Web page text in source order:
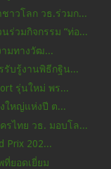
ชาวโลก วธ.ร่วมก...
ร่วมกิจกรรม “ท่อ...
ามทางวัฒ...
บรู้งานพิธีกฐิน...
รุ่นใหม่ พร...
ใหญ่แห่งปี ต...
รไทย วธ. มอบโล...
Prix 202...
ยอดเยี่ยม